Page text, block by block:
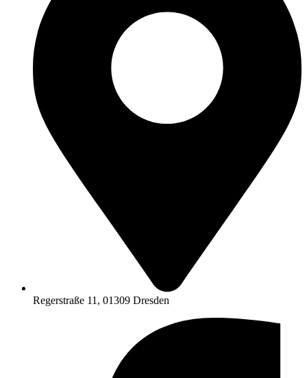
Regerstraße 11, 01309 Dresden